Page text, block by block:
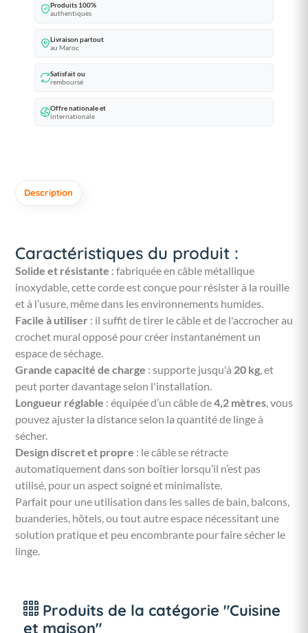
Produits 100%
authentiques
Livraison partout
au Maroc
Satisfait ou
remboursé
Offre nationale et
internationale
Description
Caractéristiques du produit :
Solide et résistante : fabriquée en câble métallique
inoxydable, cette corde est conçue pour résister à la rouille
et à l’usure, même dans les environnements humides.
Facile à utiliser : il suffit de tirer le câble et de l'accrocher au
crochet mural opposé pour créer instantanément un
espace de séchage.
Grande capacité de charge : supporte jusqu'à 20 kg, et
peut porter davantage selon l'installation.
Longueur réglable : équipée d’un câble de4,2 mètres, vous
pouvez ajuster la distance selon la quantité de linge à
sécher.
Design discret et propre : le câble se rétracte
automatiquement dans son boîtier lorsqu’il n’est pas
utilisé, pour un aspect soigné et minimaliste.
Parfait pour une utilisation dans les salles de bain, balcons,
buanderies, hôtels, ou tout autre espace nécessitant une
solution pratique et peu encombrante pour faire sécher le
linge.
Produits de la catégorie "Cuisine
et maison"